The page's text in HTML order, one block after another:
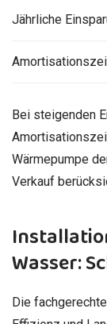
Jährliche
Bei steigenden
Wärmepumpe
Verkauf
Wasser:
Die